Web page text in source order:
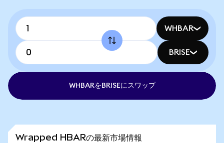
WHBAR
BRISE
WHBARをBRISEにスワップ
Wrapped HBARの最新市場情報